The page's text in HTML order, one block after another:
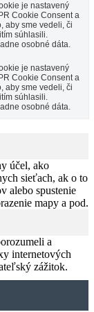
je nastavený
Cookie Consent a
aby sme vedeli, či
súhlasili.
osobné dáta.
je nastavený
Cookie Consent a
aby sme vedeli, či
súhlasili.
osobné dáta.
účel, ako
sieťach, ak o to
alebo spustenie
mapy a pod.
a
internetových
zážitok.